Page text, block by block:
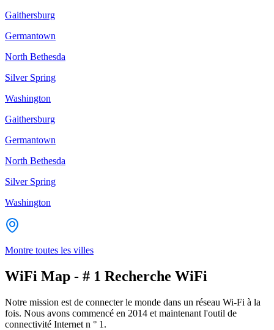
Gaithersburg
Germantown
North Bethesda
Silver Spring
Washington
Gaithersburg
Germantown
North Bethesda
Silver Spring
Washington
Montre toutes les villes
WiFi Map - # 1 Recherche WiFi
Notre mission est de connecter le monde dans un réseau Wi-Fi à la
fois. Nous avons commencé en 2014 et maintenant l'outil de
connectivité Internet n ° 1.